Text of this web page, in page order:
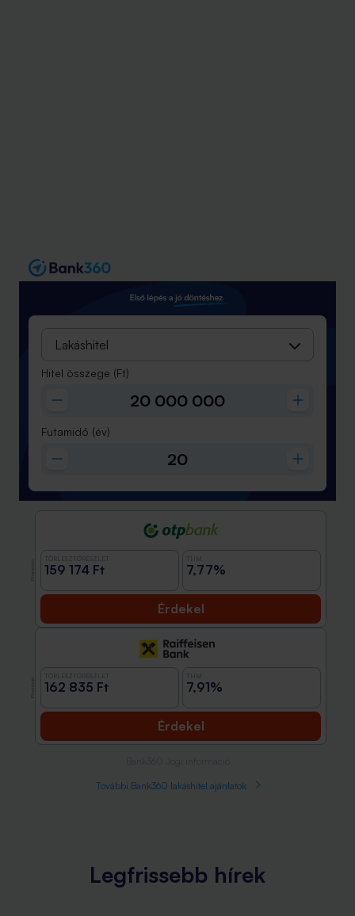
Lakáshitel
Hitel összege (Ft)
Futamidő (év)
159 174 Ft 7,77%
Érdekel
162 835 Ft 7,91%
Érdekel
További Bank360 lakáshitel ajánlatok
Legfrissebb hírek